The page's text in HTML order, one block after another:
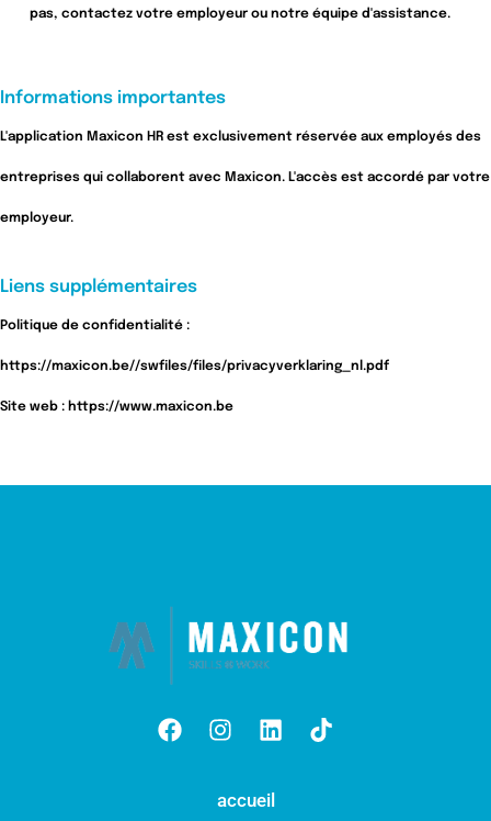
pas, contactez votre employeur ou notre équipe d'assistance.
Informations importantes
L'application Maxicon HR est exclusivement réservée aux employés des
entreprises qui collaborent avec Maxicon. L'accès est accordé par votre
employeur.
Liens supplémentaires
Politique de confidentialité :
https://maxicon.be//swfiles/files/privacyverklaring_nl.pdf
Site web : https://www.maxicon.be
accueil